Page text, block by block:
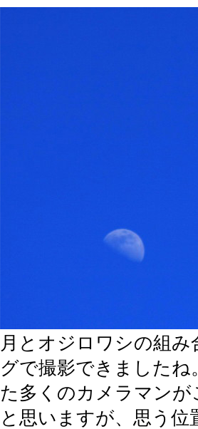
月とオジロワシの組
グで撮影できましたね
た多くのカメラマン
と思いますが、思う位